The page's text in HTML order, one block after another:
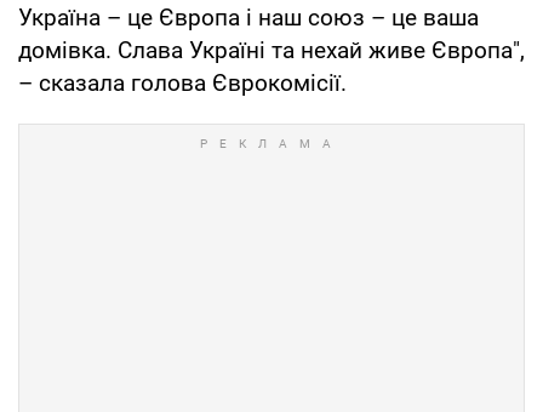
Україна – це Європа і наш союз – це ваша
домівка. Слава Україні та нехай живе Європа",
– сказала голова Єврокомісії.